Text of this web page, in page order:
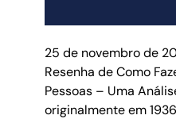
25 de novembro de
Resenha de Como
Pessoas – Uma
originalmente em